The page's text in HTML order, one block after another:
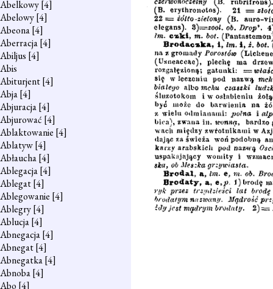
Abelkowy[4]
Abelowy[4]
Abeona[4]
Aberracja[4]
Abiljus [4]
Abis
Abiturjent[4]
Abja[4]
Abjuracja[4]
Abjurować [4]
Ablaktowanie [4]
Ablatyw[4]
Abłaucha[4]
Ablegacja[4]
Ablegat[4]
Ablegowanie [4]
Ablegry[4]
Ablucja[4]
Abnegacja[4]
Abnegat[4]
Abnegatka[4]
Abnoba[4]
Abo [4]